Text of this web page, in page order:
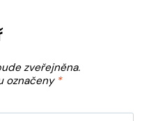
zveřejněna.
označeny *